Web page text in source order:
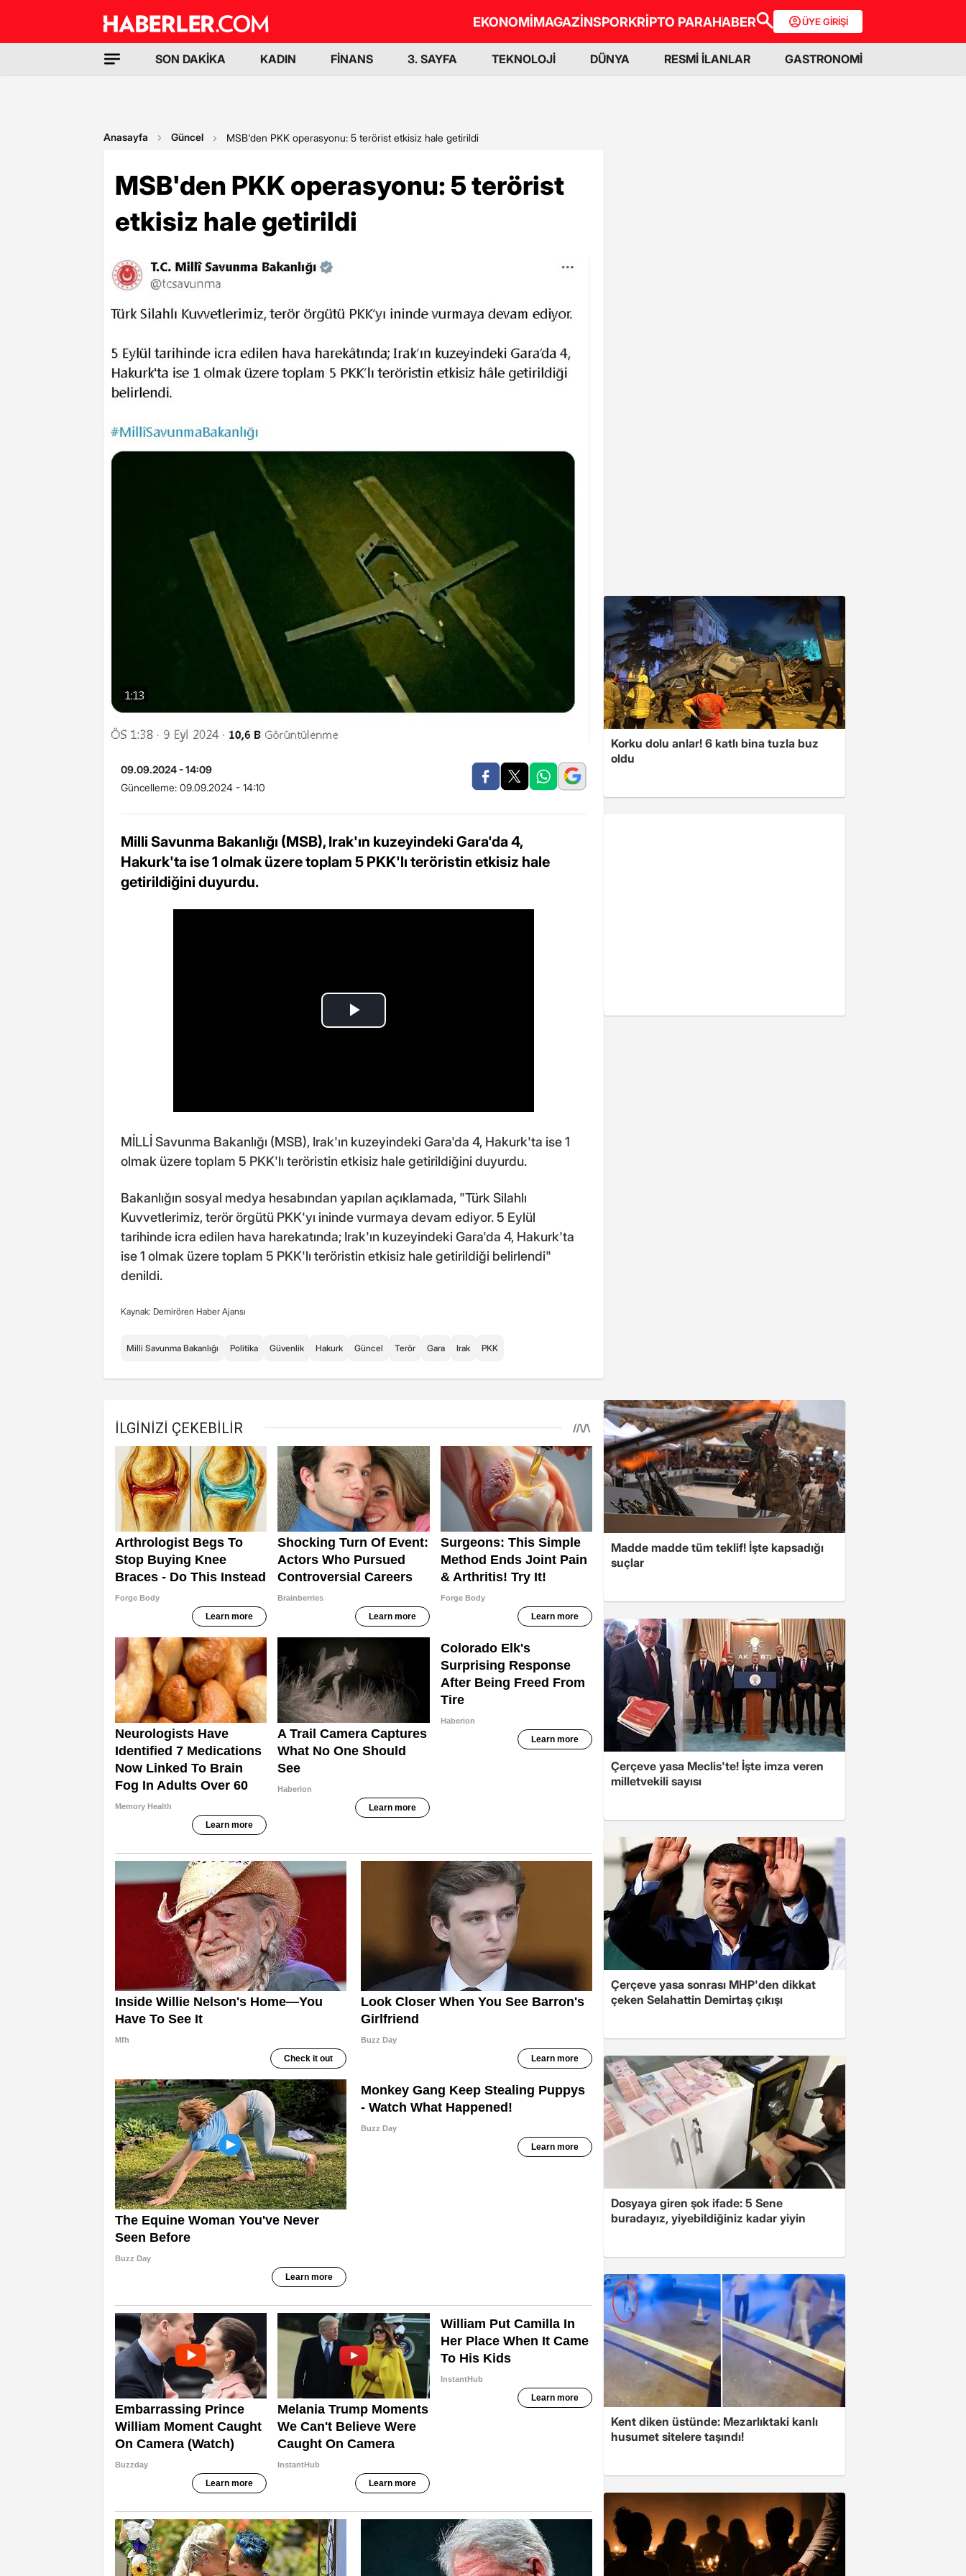
EKONOMİMAGAZİNSPORKRİPTO PARAHABER ÜYE GİRİŞİ
SON DAKİKA KADIN FİNANS 3. SAYFA TEKNOLOJİ DÜNYA RESMİ İLANLAR GASTRONOMİ
Anasayfa Güncel MSB'den PKK operasyonu: 5 terörist etkisiz hale getirildi
MSB'den PKK operasyonu: 5 terörist
etkisiz hale getirildi
09.09.2024 - 14:09
Güncelleme: 09.09.2024 - 14:10
Milli Savunma Bakanlığı (MSB), Irak'ın kuzeyindeki Gara'da 4,
Hakurk'ta ise 1 olmak üzere toplam 5 PKK'lı teröristin etkisiz hale
getirildiğini duyurdu.
MİLLİ Savunma Bakanlığı (MSB), Irak'ın kuzeyindeki Gara'da 4, Hakurk'ta ise 1
olmak üzere toplam 5 PKK'lı teröristin etkisiz hale getirildiğini duyurdu.
Bakanlığın sosyal medya hesabından yapılan açıklamada, "Türk Silahlı
Kuvvetlerimiz, terör örgütü PKK'yı ininde vurmaya devam ediyor. 5 Eylül
tarihinde icra edilen hava harekatında; Irak'ın kuzeyindeki Gara'da 4, Hakurk'ta
ise 1 olmak üzere toplam 5 PKK'lı teröristin etkisiz hale getirildiği belirlendi"
denildi.
Kaynak: Demirören Haber Ajansı
Milli Savunma Bakanlığı Politika Güvenlik Hakurk Güncel Terör Gara Irak PKK
Korku dolu anlar! 6 katlı bina tuzla buz
oldu
Madde madde tüm teklif! İşte kapsadığı
suçlar
Çerçeve yasa Meclis'te! İşte imza veren
milletvekili sayısı
Çerçeve yasa sonrası MHP'den dikkat
çeken Selahattin Demirtaş çıkışı
Dosyaya giren şok ifade: 5 Sene
buradayız, yiyebildiğiniz kadar yiyin
Kent diken üstünde: Mezarlıktaki kanlı
husumet sitelere taşındı!